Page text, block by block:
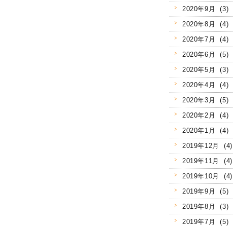
2020年9月 (3)
2020年8月 (4)
2020年7月 (4)
2020年6月 (5)
2020年5月 (3)
2020年4月 (4)
2020年3月 (5)
2020年2月 (4)
2020年1月 (4)
2019年12月 (4)
2019年11月 (4)
2019年10月 (4)
2019年9月 (5)
2019年8月 (3)
2019年7月 (5)